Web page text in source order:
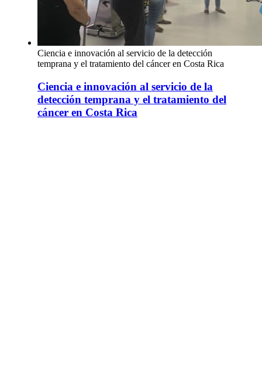
Ciencia e innovación al servicio de la detección
temprana y el tratamiento del cáncer en Costa Rica
Ciencia e innovación al servicio de la
detección temprana y el tratamiento del
cáncer en Costa Rica